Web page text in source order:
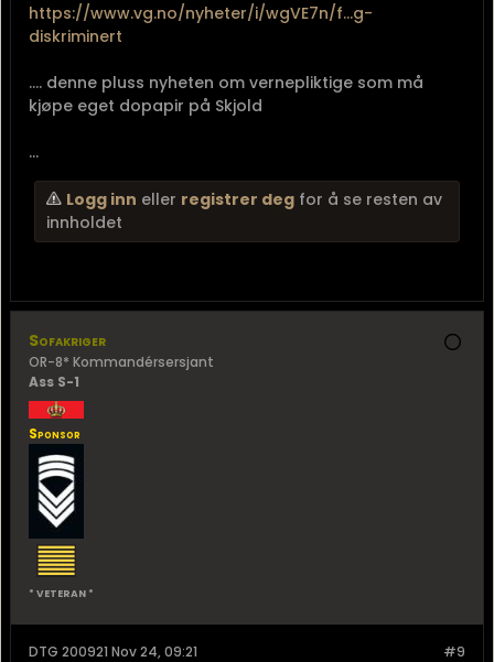
https://www.vg.no/nyheter/i/wgVE7n/f...g-
diskriminert
.... denne pluss nyheten om vernepliktige som må
kjøpe eget dopapir på Skjold
...
Logg inn eller registrer deg for å se resten av
innholdet
Sofakriger
OR-8* Kommandérsersjant
Ass S-1
Sponsor
* VETERAN *
#9
DTG 200921 Nov 24, 09:21